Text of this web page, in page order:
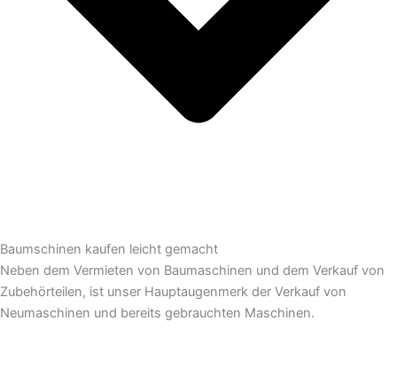
Baumschinen kaufen leicht gemacht
Neben dem Vermieten von Baumaschinen und dem Verkauf von
Zubehörteilen, ist unser Hauptaugenmerk der Verkauf von
Neumaschinen und bereits gebrauchten Maschinen.